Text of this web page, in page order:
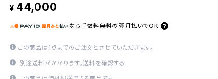
¥ 44,000
なら 手数料無料の 翌月払いでOK
この商品は1点までのご注文とさせていただきます。
別途送料がかかります。送料を確認する